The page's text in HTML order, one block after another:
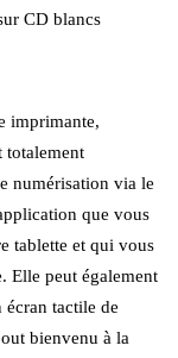
CD blancs
imprimante,
totalement
numérisation via le
que vous
tablette et qui vous
Elle peut également
écran tactile de
bienvenu à la